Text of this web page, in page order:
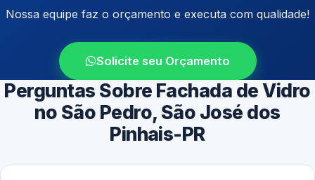
Nossa equipe faz o orçamento e executa com qualidade!
Solicite seu Orçamento
Perguntas Sobre Fachada de Vidro
no São Pedro, São José dos
Pinhais-PR